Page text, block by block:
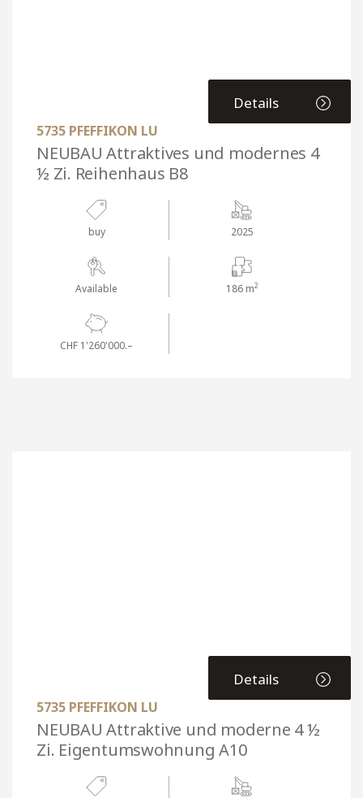
5735 PFEFFIKON LU
NEUBAU Attraktives und modernes 4
½ Zi. Reihenhaus B8
buy 2025
Available 186 m2
CHF 1'260'000.–
Details
5735 PFEFFIKON LU
NEUBAU Attraktive und moderne 4 ½
Zi. Eigentumswohnung A10
Details